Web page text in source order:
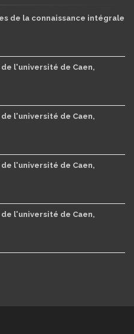
de la connaissance intégrale
l'université de Caen,
l'université de Caen,
l'université de Caen,
l'université de Caen,